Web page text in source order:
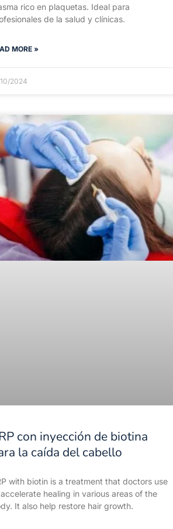
rico en plaquetas. Ideal para
de la salud y clínicas.
MORE »
2024
con inyección de biotina
la caída del cabello
with biotin is a treatment that doctors use
healing in various areas of the
It also help restore hair growth.